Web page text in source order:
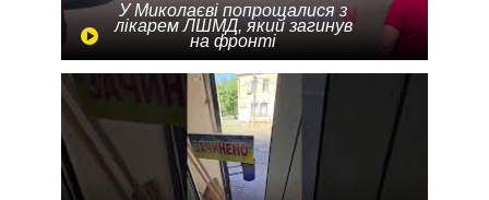
У Миколаєві попрощалися з
лікарем ЛШМД, який загинув
на фронті